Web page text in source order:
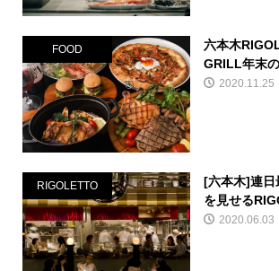
FOOD
六本木
GRILL年末
2020.11.25
RIGOLETTO
[六本木]連日
を見せる
2020.06.03